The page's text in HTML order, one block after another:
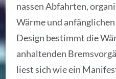
nassen Abfahrten,
Wärme und
Design bestimmt die
anhaltenden
liest sich wie ein